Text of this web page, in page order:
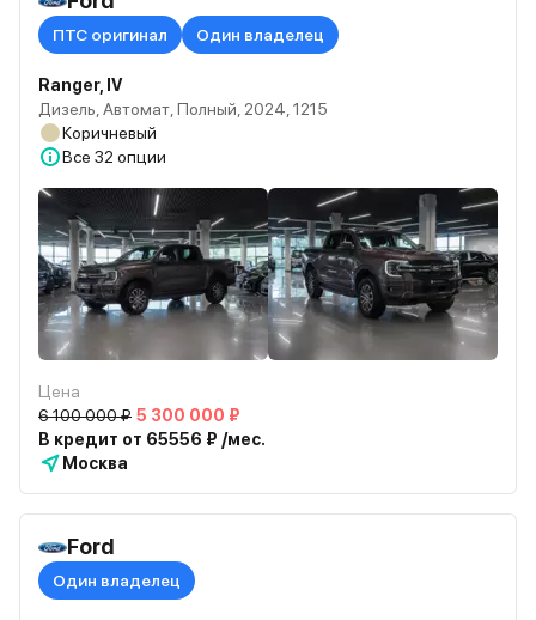
ПТС оригинал Один владелец
Ranger, IV
Дизель, Автомат, Полный, 2024, 1215
Коричневый
Все 32 опции
Цена
6 100 000 ₽ 5 300 000 ₽
В кредит от 65556 ₽ /мес.
Москва
Ford
Один владелец